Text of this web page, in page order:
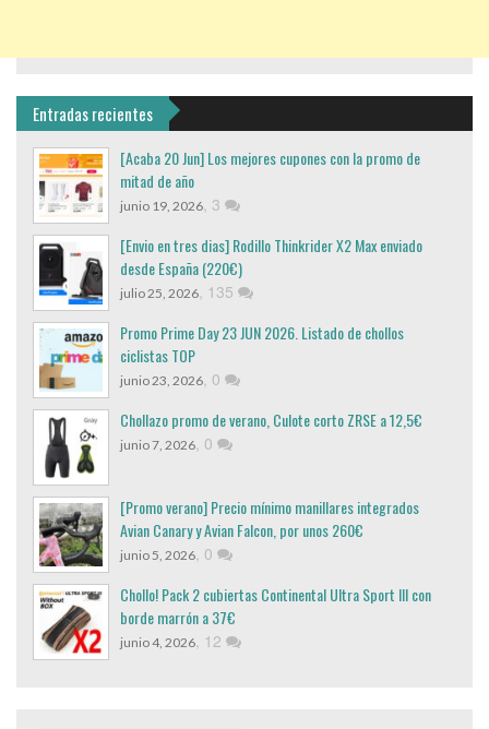
Entradas recientes
[Acaba 20 Jun] Los mejores cupones con la promo de
mitad de año
junio 19, 2026, 3
[Envio en tres dias] Rodillo Thinkrider X2 Max enviado
desde España (220€)
julio 25, 2026, 135
Promo Prime Day 23 JUN 2026. Listado de chollos
ciclistas TOP
junio 23, 2026, 0
Chollazo promo de verano, Culote corto ZRSE a 12,5€
junio 7, 2026, 0
[Promo verano] Precio mínimo manillares integrados
Avian Canary y Avian Falcon, por unos 260€
junio 5, 2026, 0
Chollo! Pack 2 cubiertas Continental Ultra Sport III con
borde marrón a 37€
junio 4, 2026, 12